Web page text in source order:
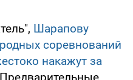
Шарапову
соревнований
накажут за